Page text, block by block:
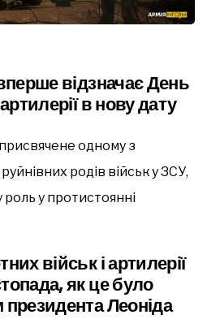
відзначає День
в нову дату
одному з
родів військ у ЗСУ,
роль у протистоянні
військ і артилерії
як це було
Леоніда